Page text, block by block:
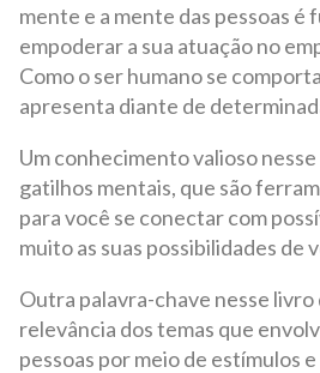
mente e a mente das pessoas é
empoderar a sua atuação no
Como o ser humano se
apresenta diante de
Um conhecimento valioso
gatilhos mentais, que são
para você se conectar com
muito as suas possibilidades de
Outra palavra-chave nesse livro
relevância dos temas que
pessoas por meio de estímulos